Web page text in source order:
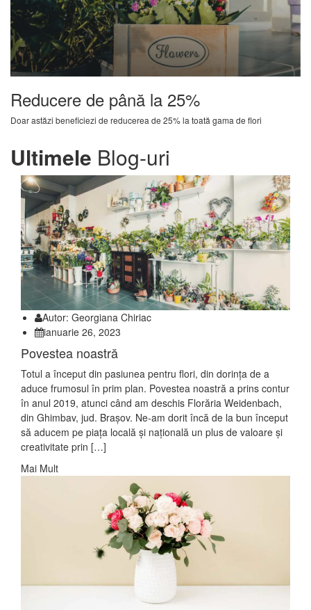
Reducere de până la 25%
Doar astăzi beneficiezi de reducerea de 25% la toată gama de flori
Ultimele Blog-uri
Autor: Georgiana Chiriac
ianuarie 26, 2023
Povestea noastră
Totul a început din pasiunea pentru flori, din dorința de a
aduce frumosul în prim plan. Povestea noastră a prins contur
în anul 2019, atunci când am deschis Florăria Weidenbach,
din Ghimbav, jud. Brașov. Ne-am dorit încă de la bun început
să aducem pe piața locală și națională un plus de valoare și
creativitate prin […]
Mai Mult